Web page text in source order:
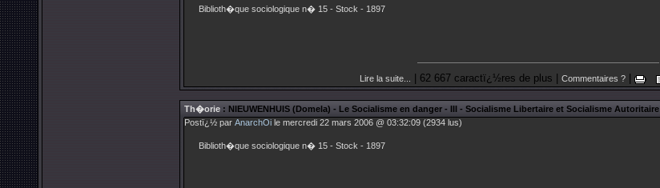
Biblioth�que sociologique n� 15 - Stock - 1897
Lire la suite... | 62 667 caractï¿½res de plus | Commentaires ?|
Th�orie: NIEUWENHUIS (Domela) - Le Socialisme en danger - III - Socialisme Libertaire et Socialisme Autoritaire
Postï¿½ par AnarchOile mercredi 22 mars 2006 @ 03:32:09 (2934 lus)
Biblioth�que sociologique n� 15 - Stock - 1897